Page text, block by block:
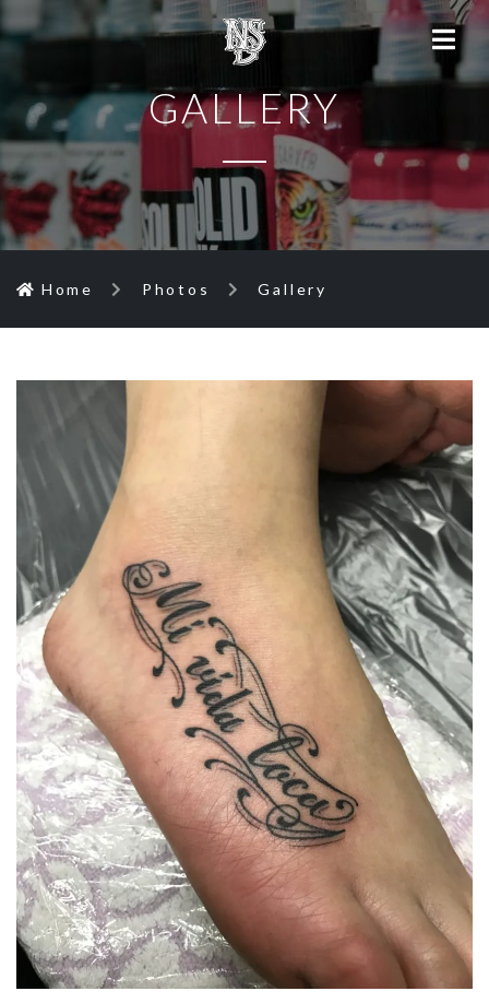
GALLERY
Home Photos Gallery